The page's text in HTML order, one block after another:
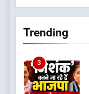
Trending
3